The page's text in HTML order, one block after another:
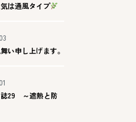
は通風タイプ
い申し上げます。
29 ～遮熱と防